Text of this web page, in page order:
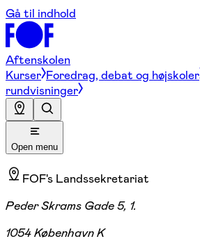
Gå til indhold
Aftenskolen
Kurser Foredrag, debat og højskoler
rundvisninger
Open menu
FOF's Landssekretariat
Peder Skrams Gade 5, 1.
1054 København K